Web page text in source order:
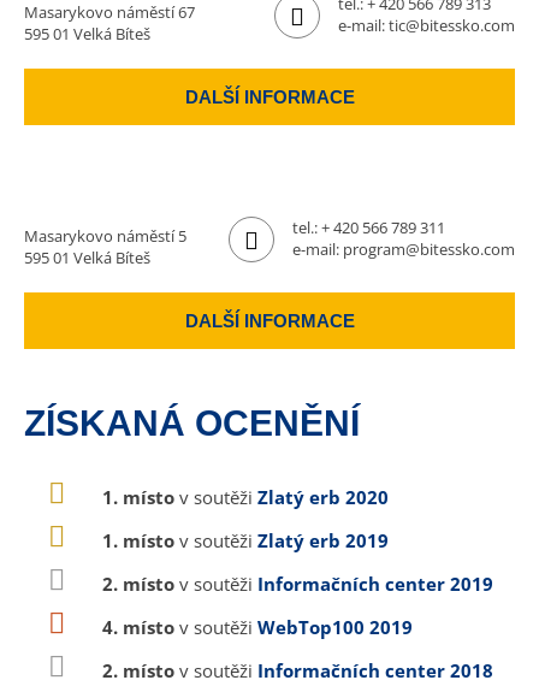
Masarykovo náměstí 67
595 01 Velká Bíteš
e-mail:tic@bitessko.com
DALŠÍ INFORMACE
Masarykovo náměstí 5
595 01 Velká Bíteš
tel.:+ 420 566 789 311
e-mail: program@bitessko.com
DALŠÍ INFORMACE
ZÍSKANÁ OCENĚNÍ
1. místo v soutěži Zlatý erb 2020
1. místo v soutěži Zlatý erb 2019
2. místo v soutěži Informačních center 2019
4. místo v soutěži WebTop100 2019
2. místo v soutěži Informačních center 2018